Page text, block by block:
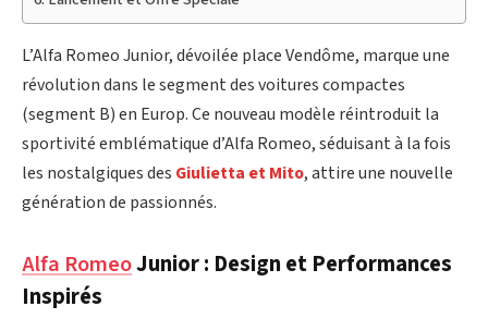
L’Alfa Romeo Junior, dévoilée place Vendôme, marque une
révolution dans le segment des voitures compactes
(segment B) en Europ. Ce nouveau modèle réintroduit la
sportivité emblématique d’Alfa Romeo, séduisant à la fois
les nostalgiques des Giulietta et Mito, attire une nouvelle
génération de passionnés.
Alfa RomeoJunior : Design et Performances
Inspirés